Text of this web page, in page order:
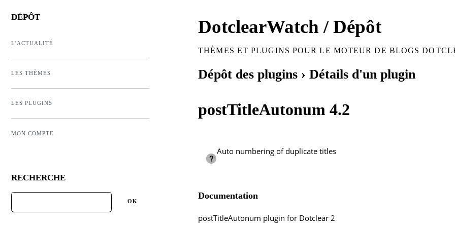
DÉPÔT
L'ACTUALITÉ
LES THÈMES
LES PLUGINS
MON COMPTE
RECHERCHE
DotclearWatch / Dépôt
THÈMES ET PLUGINS POUR LE MOTEUR DE BLOGS
Dépôt des plugins › Détails d'un plugin
postTitleAutonum 4.2
Auto numbering of duplicate titles
Documentation
postTitleAutonum plugin for Dotclear 2